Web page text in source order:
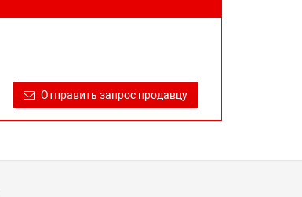
Отправить запрос продавцу